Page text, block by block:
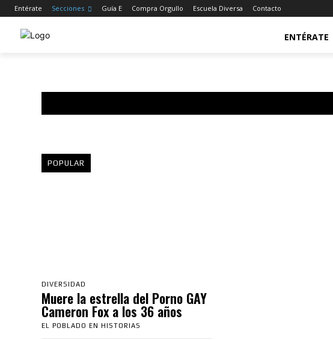
Entérate Secciones Guía E Compra Orgullo Escuela Diversa Contacto
ENTÉRATE
POPULAR
DIVERSIDAD
Muere la estrella del Porno GAY
Cameron Fox a los 36 años
EL POBLADO EN HISTORIAS